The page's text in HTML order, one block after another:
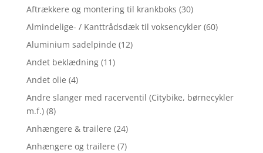
Aftrækkere og montering til krankboks (30)
Almindelige- / Kanttrådsdæk til voksencykler (60)
Aluminium sadelpinde (12)
Andet beklædning (11)
Andet olie (4)
Andre slanger med racerventil (Citybike, børnecykler
m.f.) (8)
Anhængere & trailere (24)
Anhængere og trailere (7)